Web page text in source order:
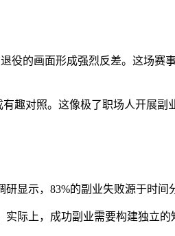
役的画面形成强烈反差。这场
趣对照。这像极了职场人开展副
显示，83%的副业失败源于时间
际上，成功副业需要构建独立的